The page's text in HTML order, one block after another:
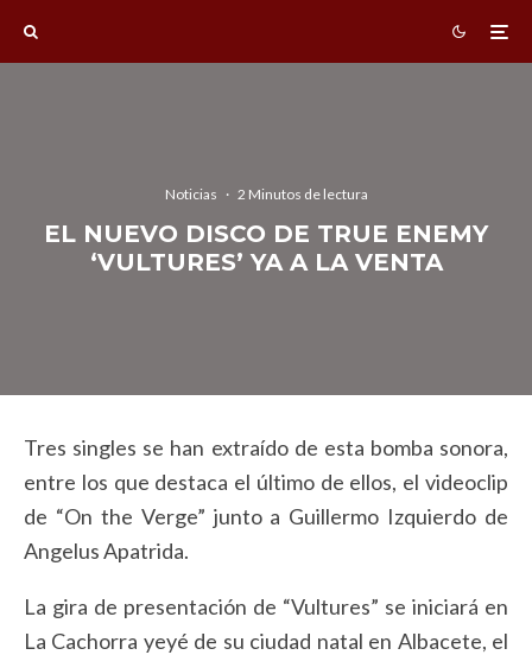
Noticias · 2 Minutos de lectura
EL NUEVO DISCO DE TRUE ENEMY
‘VULTURES’ YA A LA VENTA
Tres singles se han extraído de esta bomba sonora,
entre los que destaca el último de ellos, el videoclip
de “On the Verge” junto a Guillermo Izquierdo de
Angelus Apatrida.
La gira de presentación de “Vultures” se iniciará en
La Cachorra yeyé de su ciudad natal en Albacete, el